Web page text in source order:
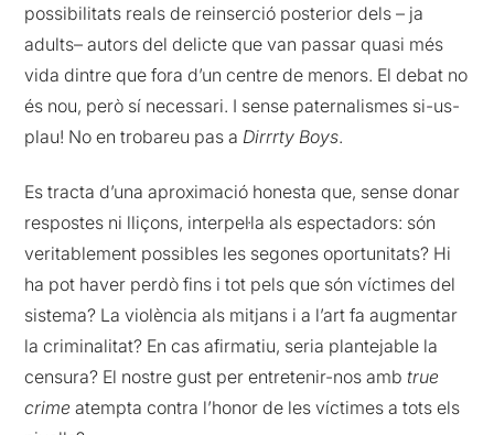
possibilitats reals de reinserció posterior dels – ja
adults– autors del delicte que van passar quasi més
vida dintre que fora d’un centre de menors. El debat no
és nou, però sí necessari. I sense paternalismes si-us-
plau! No en trobareu pas a Dirrrty Boys.
Es tracta d’una aproximació honesta que, sense donar
respostes ni lliçons, interpel·la als espectadors: són
veritablement possibles les segones oportunitats? Hi
ha pot haver perdò fins i tot pels que són víctimes del
sistema? La violència als mitjans i a l’art fa augmentar
la criminalitat? En cas afirmatiu, seria plantejable la
censura? El nostre gust per entretenir-nos ambtrue
crime atempta contra l’honor de les víctimes a tots els